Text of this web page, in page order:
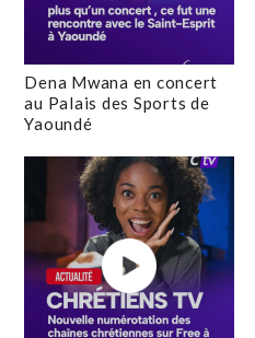
Dena Mwana en concert
au Palais des Sports de
Yaoundé